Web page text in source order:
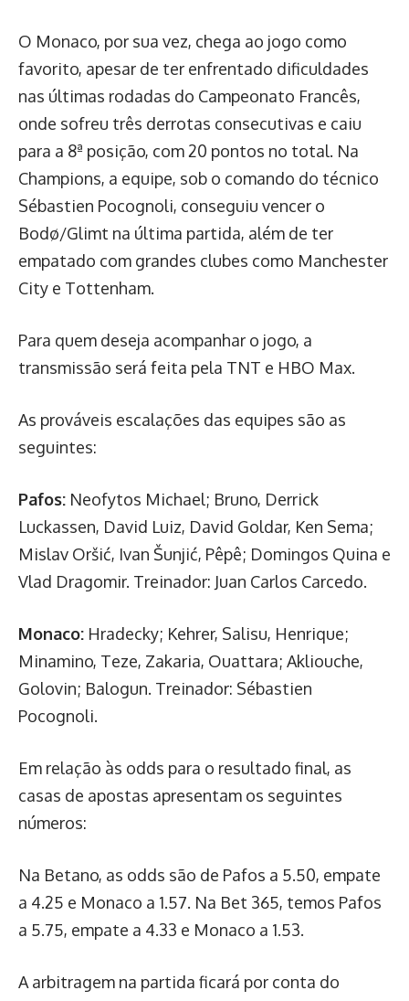
O Monaco, por sua vez, chega ao jogo como
favorito, apesar de ter enfrentado dificuldades
nas últimas rodadas do Campeonato Francês,
onde sofreu três derrotas consecutivas e caiu
para a 8ª posição, com 20 pontos no total. Na
Champions, a equipe, sob o comando do técnico
Sébastien Pocognoli, conseguiu vencer o
Bodø/Glimt na última partida, além de ter
empatado com grandes clubes como Manchester
City e Tottenham.
Para quem deseja acompanhar o jogo, a
transmissão será feita pela TNT e HBO Max.
As prováveis escalações das equipes são as
seguintes:
Pafos: Neofytos Michael; Bruno, Derrick
Luckassen, David Luiz, David Goldar, Ken Sema;
Mislav Oršić, Ivan Šunjić, Pêpê; Domingos Quina e
Vlad Dragomir. Treinador: Juan Carlos Carcedo.
Monaco: Hradecky; Kehrer, Salisu, Henrique;
Minamino, Teze, Zakaria, Ouattara; Akliouche,
Golovin; Balogun. Treinador: Sébastien
Pocognoli.
Em relação às odds para o resultado final, as
casas de apostas apresentam os seguintes
números:
Na Betano, as odds são de Pafos a 5.50, empate
a 4.25 e Monaco a 1.57. Na Bet 365, temos Pafos
a 5.75, empate a 4.33 e Monaco a 1.53.
A arbitragem na partida ficará por conta do